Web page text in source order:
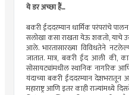
ये डर अच्छा हैं...
बकरी ईददरम्यान धार्मिक परंपरांचे
सलोखा कसा राखता येऊ शकतो, याचे
आले. भारतासारख्या विविधतेने
जातात. मात्र, बकरी ईद आली की,
सोसायट्यांमधील स्थानिक नागरिक
यंदाच्या बकरी ईददरम्यान देशभरातून
महाराष्ट्र आणि इतर काही राज्यांमध्ये